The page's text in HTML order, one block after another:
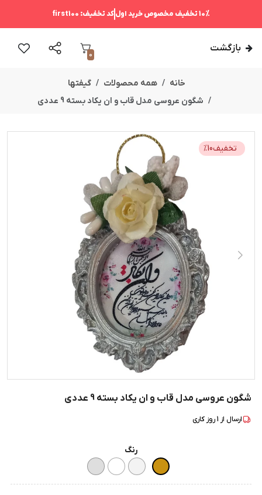
10%تخفیف مخصوص خرید اولکد تخفیف: first100
بازگشت
0
خانه همه محصولات
گیفتها
شگون عروسی مدل قاب و ان یکاد بسته 9 عددی
تخفیف %10
شگون عروسی مدل قاب و ان یکاد بسته 9 عددی
ارسال از 1روز کاری
رنگ